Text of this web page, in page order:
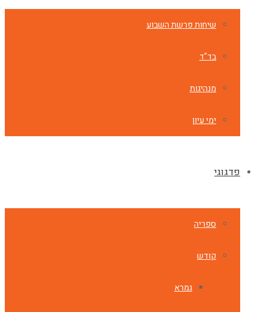
שיחות פרשת השבוע
בד"ד
מנהיגות
ימי עיון
פדגוגי
ספריה
קודש
גמרא